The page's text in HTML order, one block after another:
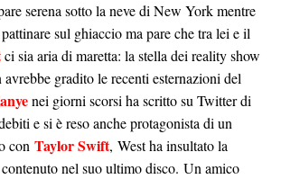
serena sotto la neve di New York mentre
sul ghiaccio ma pare che tra lei e il
ci sia aria di maretta: la stella dei reality show
avrebbe gradito le recenti esternazioni del
nei giorni scorsi ha scritto su Twitter di
e si è reso anche protagonista di un
con Taylor Swift, West ha insultato la
nel suo ultimo disco. Un amico